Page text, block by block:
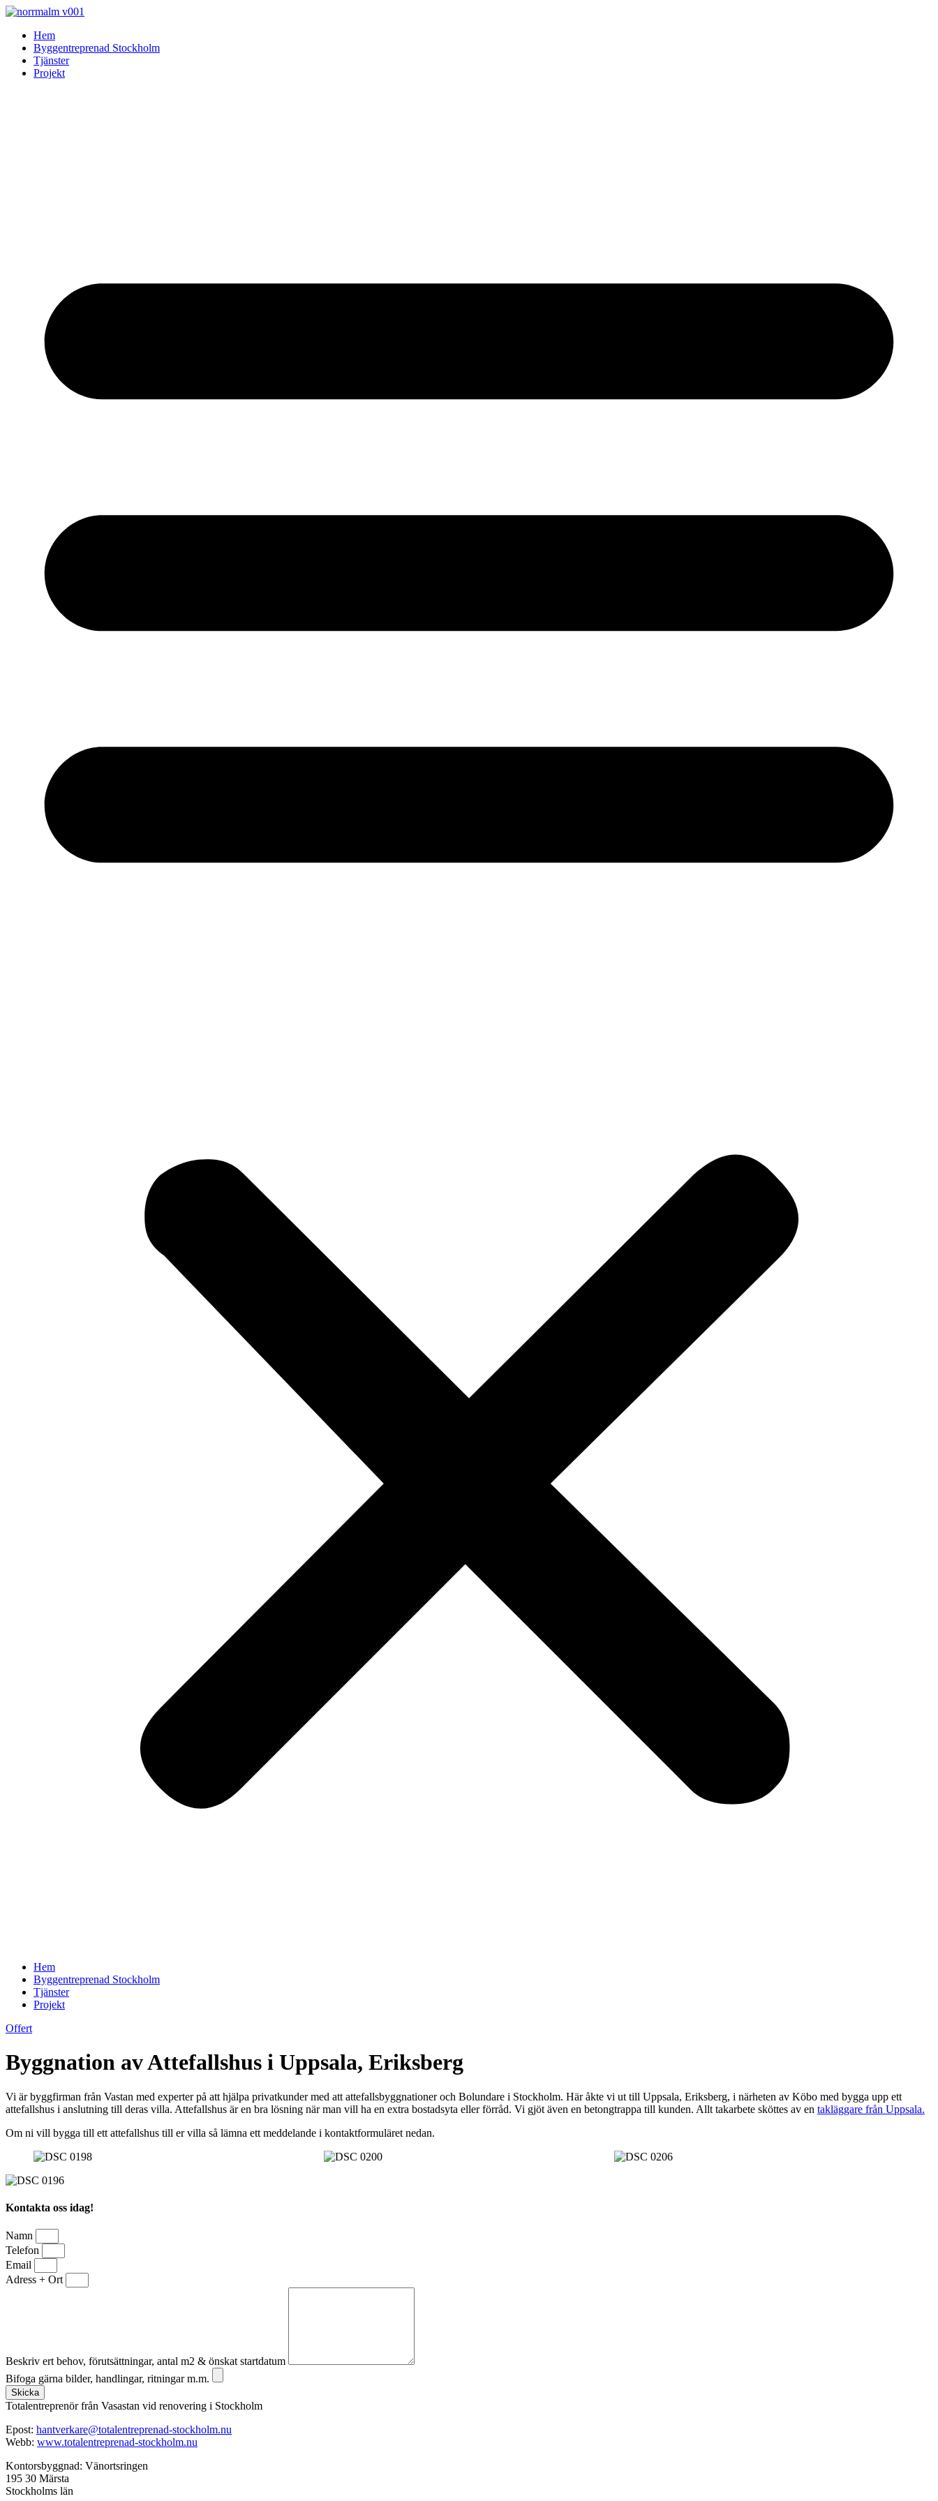
Skip
contentHem
Byggentreprenad Stockholm
Tjänster
Projekt
Hem
Byggentreprenad Stockholm
Tjänster
Projekt
Offert
Byggnation av Attefallshus i Uppsala, Eriksberg
Vi är byggfirman från Vastan med experter på att hjälpa privatkunder med att attefallsbyggnationer och Bolundare i Stockholm. Här åkte vi ut till Uppsala, Eriksberg, i närheten av Köbo med bygga upp ett
attefallshus i anslutning till deras villa. Attefallshus är en bra lösning när man vill ha en extra bostadsyta eller förråd. Vi gjöt även en betongtrappa till kunden. Allt takarbete sköttes av en takläggare från Uppsala.
Om ni vill bygga till ett attefallshus till er villa så lämna ett meddelande i kontaktformuläret nedan.
Kontakta oss idag!
Namn
Telefon
Email
Adress + Ort
Beskriv ert behov, förutsättningar, antal m2 & önskat startdatum
Bifoga gärna bilder, handlingar, ritningar m.m.
Skicka
Totalentreprenör från Vasastan vid renovering i Stockholm
Epost: hantverkare@totalentreprenad-stockholm.nu
Webb: www.totalentreprenad-stockholm.nu
Kontorsbyggnad: Vänortsringen
195 30 Märsta
Stockholms län